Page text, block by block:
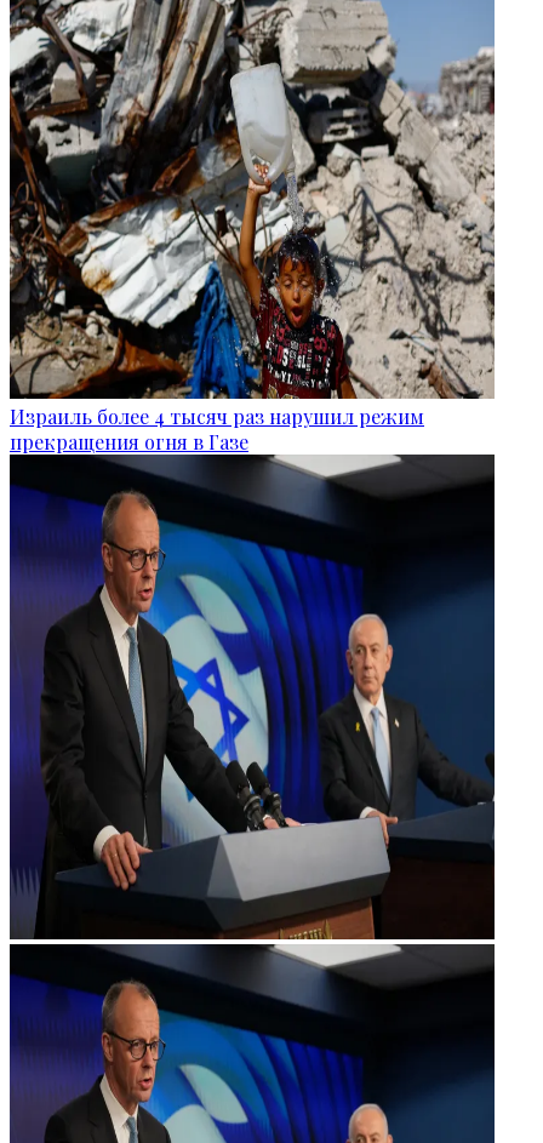
Израиль более 4 тысяч раз нарушил режим
прекращения огня в Газе